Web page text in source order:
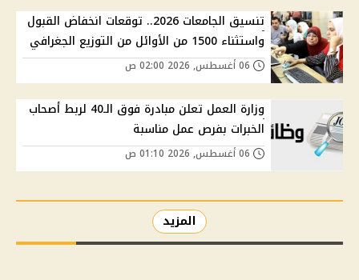
تنسيق الجامعات 2026.. توقعات انخفاض القبول
واستثناء 1500 من الأوائل من التوزيع الجغرافي
وزارة العمل تعلن مبادرة فوق الـ40 لربط أصحاب
الخبرات بفرص عمل مناسبة
المزيد